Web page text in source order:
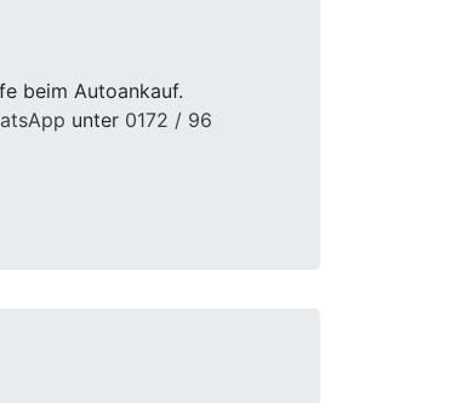
beim Autoankauf.
unter 0172 / 96